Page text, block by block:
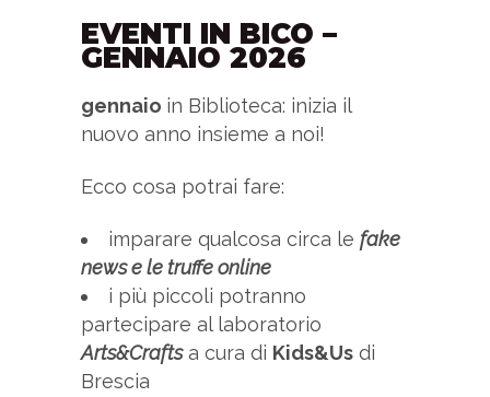
EVENTI IN BICO –
GENNAIO 2026
gennaio in Biblioteca: inizia il
nuovo anno insieme a noi!
Ecco cosa potrai fare:
imparare qualcosa circa le fake
news e le truffe online
i più piccoli potranno
partecipare al laboratorio
Arts&Craftsa cura di Kids&Us di
Brescia